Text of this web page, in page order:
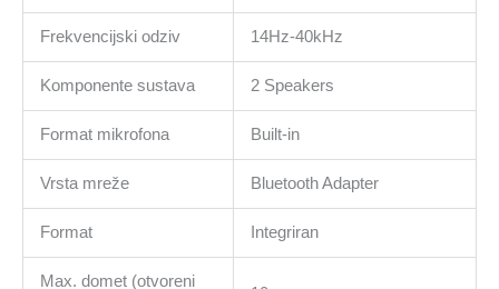
Frekvencijski odziv 14Hz-40kHz
Komponente sustava 2 Speakers
Format mikrofona Built-in
Vrsta mreže Bluetooth Adapter
Format Integriran
Max. domet (otvoreni